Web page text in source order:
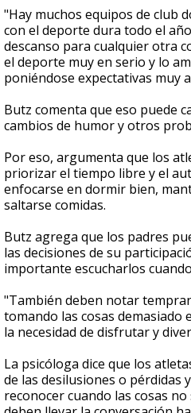
"Hay muchos equipos de club
con el deporte dura todo el
descanso para cualquier otra
el deporte muy en serio y lo
poniéndose expectativas muy
Butz comenta que eso puede
cambios de humor y otros
Por eso, argumenta que los
priorizar el tiempo libre y el
enfocarse en dormir bien,
saltarse comidas.
Butz agrega que los padres
las decisiones de su
importante escucharlos
"También deben notar
tomando las cosas demasiado
la necesidad de disfrutar y
La psicóloga dice que los
de las desilusiones o pérdidas
reconocer cuando las cosas